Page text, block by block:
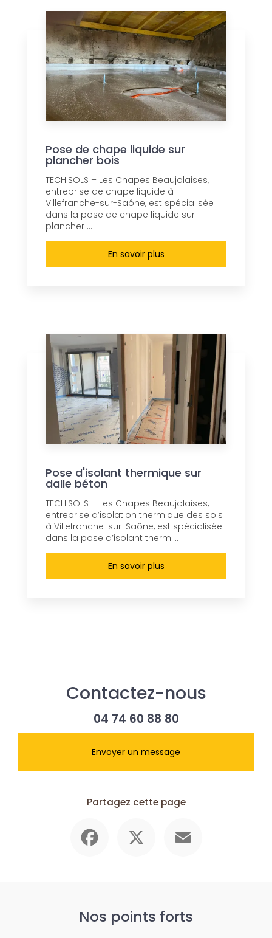
Pose de chape liquide sur
plancher bois
TECH'SOLS – Les Chapes Beaujolaises,
entreprise de chape liquide à
Villefranche-sur-Saône, est spécialisée
dans la pose de chape liquide sur
plancher ...
En savoir plus
Pose d'isolant thermique sur
dalle béton
TECH'SOLS – Les Chapes Beaujolaises,
entreprise d’isolation thermique des sols
à Villefranche-sur-Saône, est spécialisée
dans la pose d’isolant thermi...
En savoir plus
Contactez-nous
04 74 60 88 80
Envoyer un message
Partagez cette page
Nos points forts